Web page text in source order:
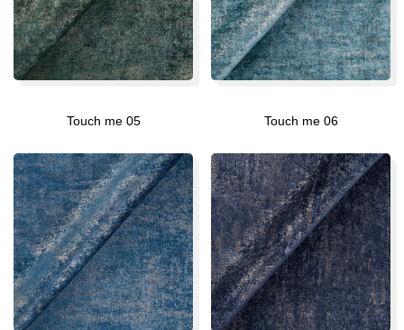
Touch me 05 Touch me 06